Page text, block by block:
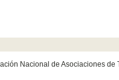
Nacional de Asociaciones